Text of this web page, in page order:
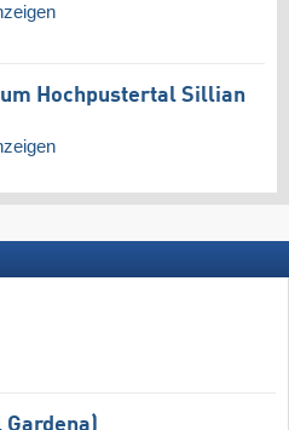
Hochpustertal Sillian